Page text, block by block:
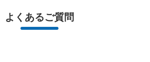
スマホからお店と日時を
指定して事前予約
全国1,000箇所以上と提携
大辺が45cm未満の大きさのお荷物（リュック、ハンド
ッグ、お手荷物など）
よくあるご質問